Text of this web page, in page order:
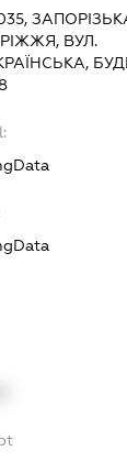
ВУЛ.